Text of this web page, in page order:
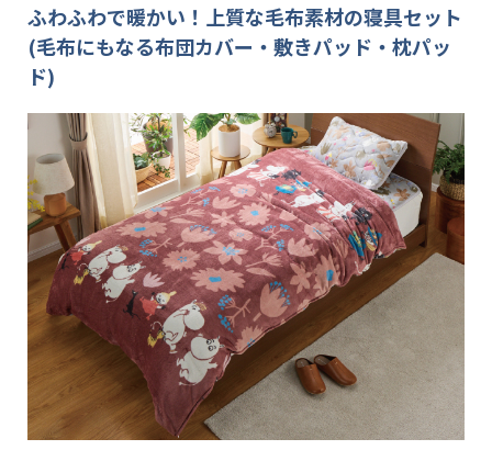
ふわふわで暖かい！上質な毛布素材の寝具セット
(毛布にもなる布団カバー・敷きパッド・枕パッ
ド)